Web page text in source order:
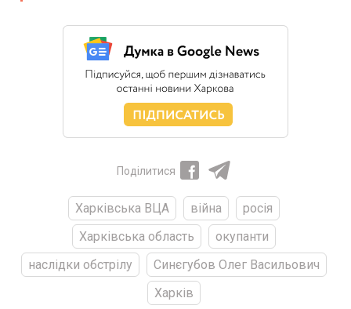
Поділитися
Харківська ВЦА війна
росія
Харківська область
окупанти
наслідки обстрілу
Синєгубов Олег Васильович
Харків